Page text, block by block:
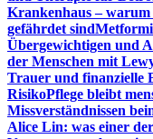
Krankenhaus – warum
gefährdet sind
Übergewichtigen und
der Menschen mit
Trauer und finanzielle
RisikoPflege bleibt
Missverständnissen
Alice Lin: was einer